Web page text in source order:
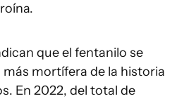
que el fentanilo se
mortífera de la historia
En 2022, del total de